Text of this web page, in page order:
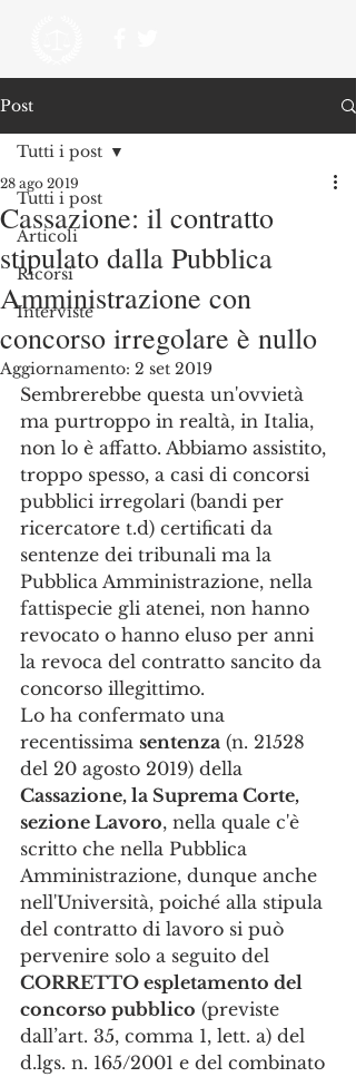
Post
Tutti i post
Articoli
Ricorsi
Interviste
Tutti i post
Cassazione: il contratto
stipulato dalla Pubblica
Amministrazione con
concorso irregolare è nullo
28 ago 2019
Aggiornamento: 2 set 2019
Sembrerebbe questa un'ovvietà
ma purtroppo in realtà, in Italia,
non lo è affatto. Abbiamo assistito,
troppo spesso, a casi di concorsi
pubblici irregolari (bandi per
ricercatore t.d) certificati da
sentenze dei tribunali ma la
Pubblica Amministrazione, nella
fattispecie gli atenei, non hanno
revocato o hanno eluso per anni
la revoca del contratto sancito da
concorso illegittimo.
Lo ha confermato una
recentissima sentenza (n. 21528
del 20 agosto 2019) della
Cassazione, la Suprema Corte,
sezione Lavoro, nella quale c'è
scritto che nella Pubblica
Amministrazione, dunque anche
nell'Università, poiché alla stipula
del contratto di lavoro si può
pervenire solo a seguito del
CORRETTO espletamento del
concorso pubblico (previste
dall’art. 35, comma 1, lett. a) del
d.lgs. n. 165/2001 e del combinato